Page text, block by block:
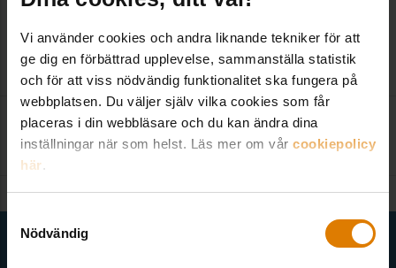
Vi använder cookies och andra liknande tekniker för att
ge dig en förbättrad upplevelse, sammanställa statistik
och för att viss nödvändig funktionalitet ska fungera på
webbplatsen. Du väljer själv vilka cookies som får
placeras i din webbläsare och du kan ändra dina
inställningar när som helst. Läs mer om vår cookiepolicy
här.
Samtyckesval
Nödvändig
Regeringens utredningsdirektiv
Kontakta redaktionen:
kom@sverigesallmannytta.se
Få senaste nytt direkt i din inkorg